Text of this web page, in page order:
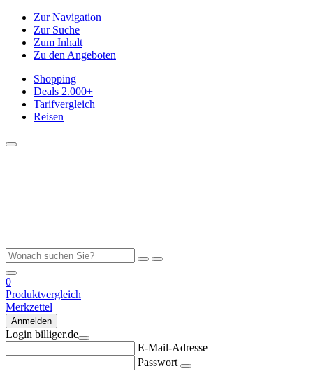
Zur Navigation
Zur Suche
Zum Inhalt
Zu den Angeboten
Shopping
Deals 2.000+
Tarifvergleich
Reisen
0
Produktvergleich
Merkzettel
Anmelden
Login billiger.de
E-Mail-Adresse
Passwort